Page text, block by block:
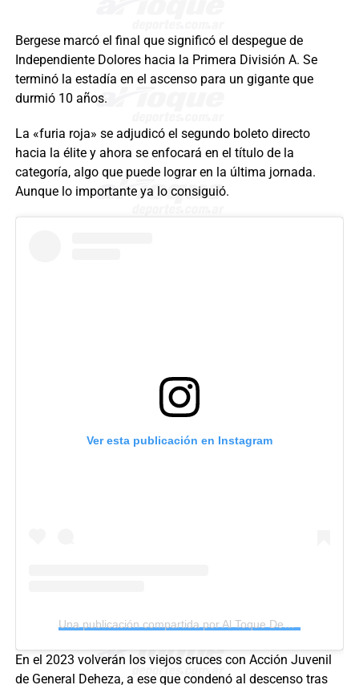
Bergese marcó el final que significó el despegue de
Independiente Dolores hacia la Primera División A. Se
terminó la estadía en el ascenso para un gigante que
durmió 10 años.
La «furia roja» se adjudicó el segundo boleto directo
hacia la élite y ahora se enfocará en el título de la
categoría, algo que puede lograr en la última jornada.
Aunque lo importante ya lo consiguió.
Ver esta publicación en Instagram
En el 2023 volverán los viejos cruces con Acción Juvenil
de General Deheza, a ese que condenó al descenso tras